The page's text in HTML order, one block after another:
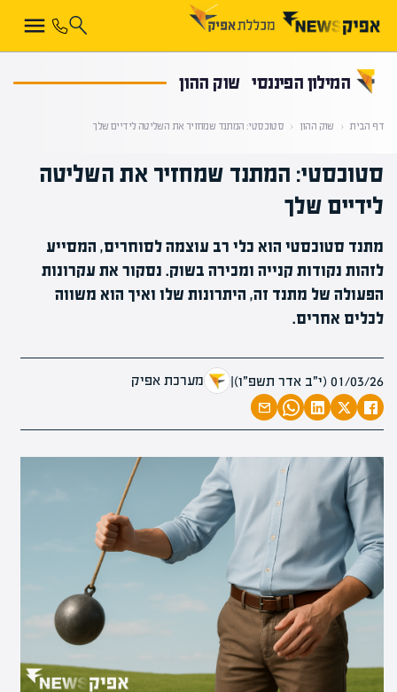
המילון הפיננסי שוק ההון
דף הבית ‹ שוק ההון ‹ סטוכסטי: המתנד שמחזיר את השליטה לידיים שלך
סטוכסטי: המתנד שמחזיר את השליטה
לידיים שלך
מתנד סטוכסטי הוא כלי רב עוצמה לסוחרים, המסייע
לזהות נקודות קנייה ומכירה בשוק. נסקור את עקרונות
הפעולה של מתנד זה, היתרונות שלו ואיך הוא משווה
לכלים אחרים.
01/03/26 (י״ב אדר תשפ״ו) | מערכת אפיק